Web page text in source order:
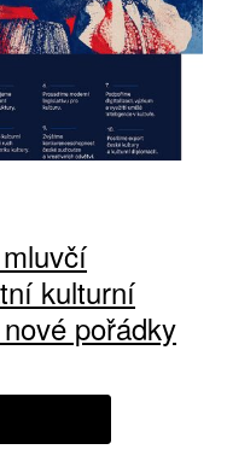
kulturní
pořádky